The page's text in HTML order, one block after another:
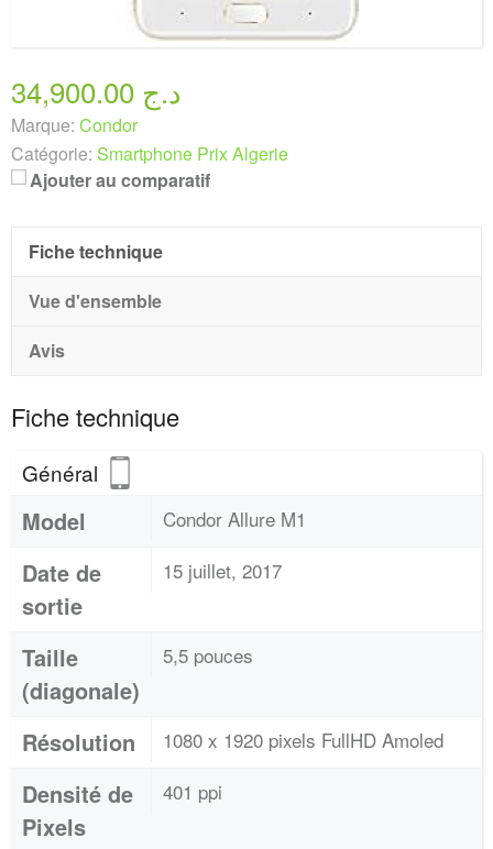
34,900.00 د.ج
Marque: Condor
Catégorie: Smartphone Prix Algerie
Ajouter au comparatif
Fiche technique
Vue d'ensemble
Avis
Fiche technique
Général
Model Condor Allure M1
Date de
sortie
15 juillet, 2017
Taille
(diagonale)
5,5 pouces
Résolution 1080 x 1920 pixels FullHD Amoled
Densité de
Pixels
401 ppi